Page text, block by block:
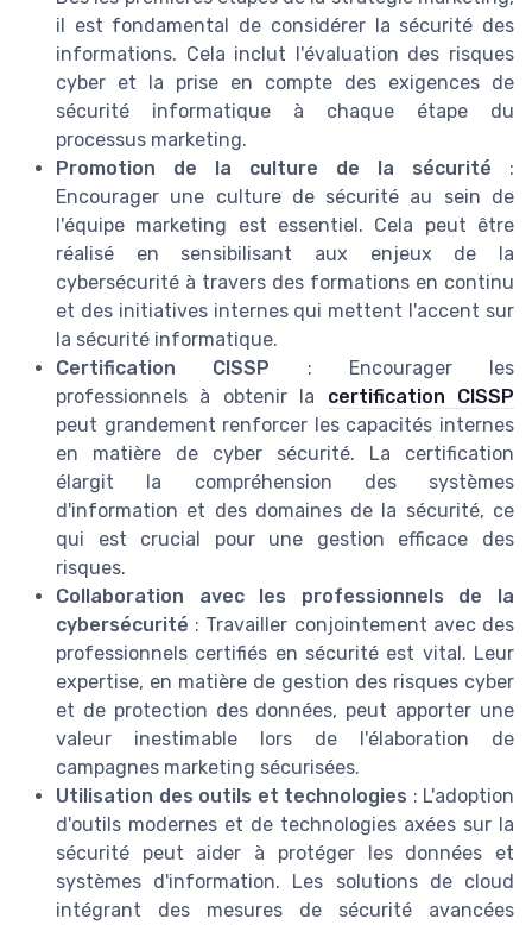
il est fondamental de considérer la sécurité des
informations. Cela inclut l'évaluation des risques
cyber et la prise en compte des exigences de
sécurité informatique à chaque étape du
processus marketing.
Promotion de la culture de la sécurité :
Encourager une culture de sécurité au sein de
l'équipe marketing est essentiel. Cela peut être
réalisé en sensibilisant aux enjeux de la
cybersécurité à travers des formations en continu
et des initiatives internes qui mettent l'accent sur
la sécurité informatique.
Certification CISSP : Encourager les
professionnels à obtenir la certification CISSP
peut grandement renforcer les capacités internes
en matière de cyber sécurité. La certification
élargit la compréhension des systèmes
d'information et des domaines de la sécurité, ce
qui est crucial pour une gestion efficace des
risques.
Collaboration avec les professionnels de la
cybersécurité : Travailler conjointement avec des
professionnels certifiés en sécurité est vital. Leur
expertise, en matière de gestion des risques cyber
et de protection des données, peut apporter une
valeur inestimable lors de l'élaboration de
campagnes marketing sécurisées.
Utilisation des outils et technologies : L'adoption
d'outils modernes et de technologies axées sur la
sécurité peut aider à protéger les données et
systèmes d'information. Les solutions de cloud
intégrant des mesures de sécurité avancées